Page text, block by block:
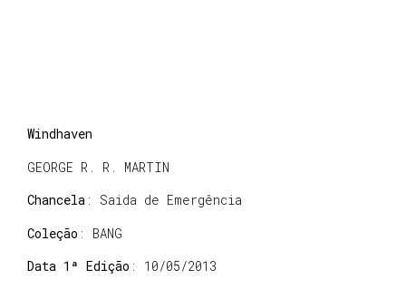
Windhaven
GEORGE R. R. MARTIN
Chancela : Saida de Emergência
Coleção : BANG
Data 1ª Edição : 10/05/2013